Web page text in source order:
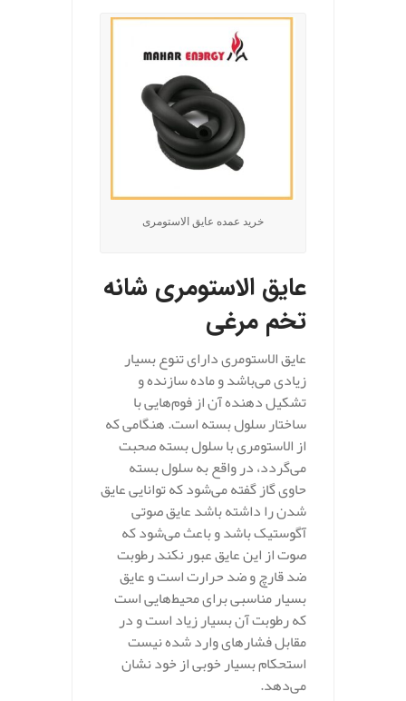
خرید عمده عایق الاستومری
عایق الاستومری شانه
تخم مرغی
عایق الاستومری دارای تنوع بسیار
زیادی می‌باشد و ماده سازنده و
تشکیل دهنده آن از فوم‌هایی با
ساختار سلول بسته است. هنگامی که
از الاستومری با سلول بسته صحبت
می‌گردد، در واقع به سلول بسته
حاوی گاز گفته می‌شود که توانایی عایق
شدن را داشته باشد عایق صوتی
آگوستیک باشد و باعث می‌شود که
صوت از این عایق عبور نکند رطوبت
ضد قارچ و ضد حرارت است و عایق
بسیار مناسبی برای محیط‌هایی است
که رطوبت آن بسیار زیاد است و در
مقابل فشارهای وارد شده نیست
استحکام بسیار خوبی از خود نشان
می‌دهد.